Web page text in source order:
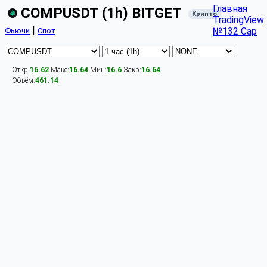
COMPUSDT (1h) BITGET Крипто
Фьючи | Спот
Главная
TradingView
№132 Cap
Откр:16.62 Макс:16.64 Мин:16.6 Закр:16.64
Объём:461.14